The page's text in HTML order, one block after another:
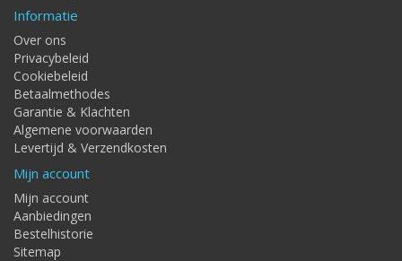
Informatie
Over ons
Privacybeleid
Cookiebeleid
Betaalmethodes
Garantie & Klachten
Algemene voorwaarden
Levertijd & Verzendkosten
Mijn account
Mijn account
Aanbiedingen
Bestelhistorie
Sitemap